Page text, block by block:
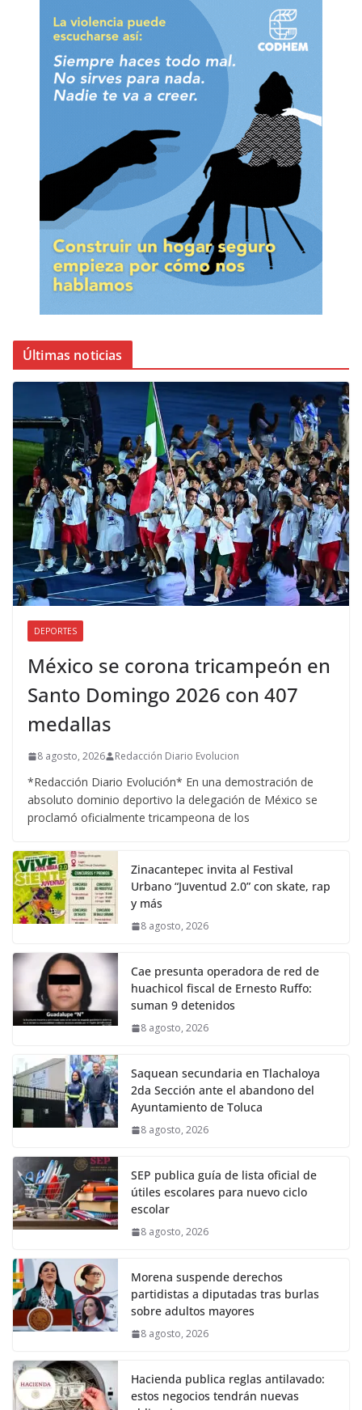
Últimas noticias
DEPORTES
México se corona tricampeón en
Santo Domingo 2026 con 407
medallas
8 agosto, 2026 Redacción Diario Evolucion
*Redacción Diario Evolución* En una demostración de
absoluto dominio deportivo la delegación de México se
proclamó oficialmente tricampeona de los
Zinacantepec invita al Festival
Urbano “Juventud 2.0” con skate, rap
y más
8 agosto, 2026
Cae presunta operadora de red de
huachicol fiscal de Ernesto Ruffo:
suman 9 detenidos
8 agosto, 2026
Saquean secundaria en Tlachaloya
2da Sección ante el abandono del
Ayuntamiento de Toluca
8 agosto, 2026
SEP publica guía de lista oficial de
útiles escolares para nuevo ciclo
escolar
8 agosto, 2026
Morena suspende derechos
partidistas a diputadas tras burlas
sobre adultos mayores
8 agosto, 2026
Hacienda publica reglas antilavado:
estos negocios tendrán nuevas